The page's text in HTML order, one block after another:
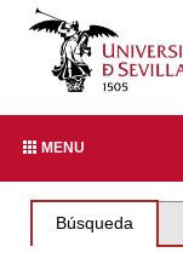
MENU
Búsqueda